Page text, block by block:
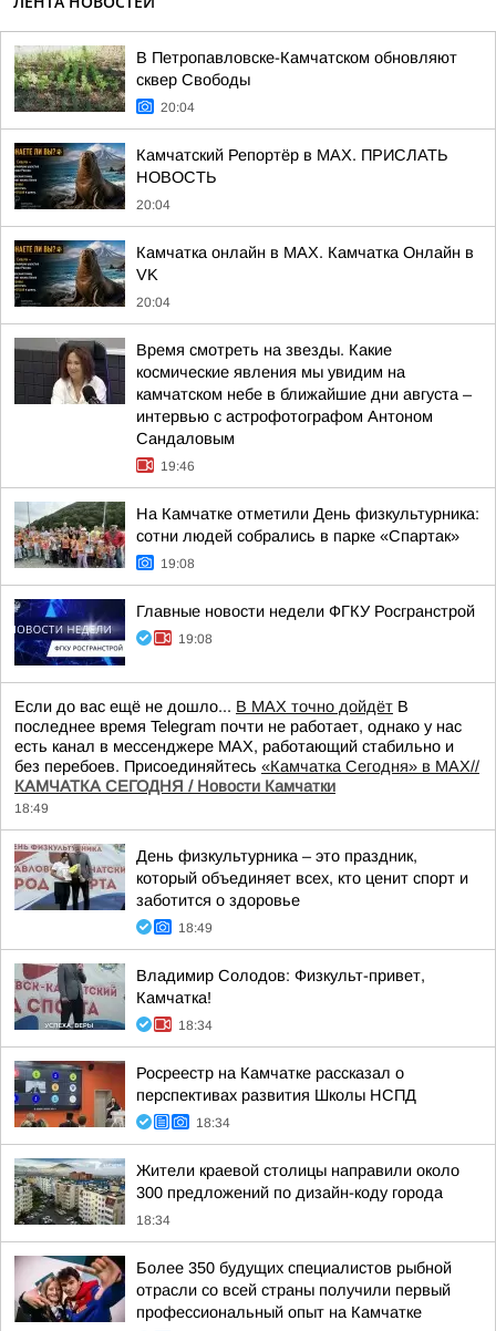
В Петропавловске-Камчатском обновляют
сквер Свободы
20:04
Камчатский Репортёр в MAX. ПРИСЛАТЬ
НОВОСТЬ
20:04
Камчатка онлайн в MAX. Камчатка Онлайн в
VK
20:04
Время смотреть на звезды. Какие
космические явления мы увидим на
камчатском небе в ближайшие дни августа –
интервью с астрофотографом Антоном
Сандаловым
19:46
На Камчатке отметили День физкультурника:
сотни людей собрались в парке «Спартак»
19:08
Главные новости недели ФГКУ Росгранстрой
19:08
Если до вас ещё не дошло... В MAX точно дойдёт В
последнее время Telegram почти не работает, однако у нас
есть канал в мессенджере MAX, работающий стабильно и
без перебоев. Присоединяйтесь «Камчатка Сегодня» в MAX//
КАМЧАТКА СЕГОДНЯ / Новости Камчатки
18:49
День физкультурника – это праздник,
который объединяет всех, кто ценит спорт и
заботится о здоровье
18:49
Владимир Солодов: Физкульт-привет,
Камчатка!
18:34
Росреестр на Камчатке рассказал о
перспективах развития Школы НСПД
18:34
Жители краевой столицы направили около
300 предложений по дизайн-коду города
18:34
Более 350 будущих специалистов рыбной
отрасли со всей страны получили первый
профессиональный опыт на Камчатке